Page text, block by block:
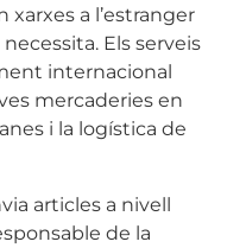
a l’estranger
Els serveis
internacional
mercaderies en
i la logística de
articles a nivell
de la